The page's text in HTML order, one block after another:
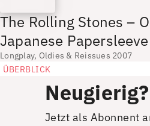
The Rolling Stones –
Japanese Papersleeve
Longplay, Oldies & Reissues 2007
ÜBERBLICK
Neugierig?
Jetzt als Abonnent